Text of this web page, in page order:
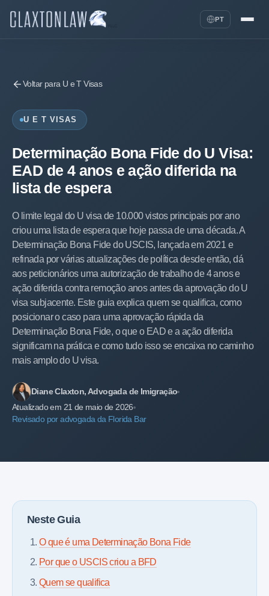
PT
Voltar para U e T Visas
U E T VISAS
Determinação Bona Fide do U Visa:
EAD de 4 anos e ação diferida na
lista de espera
O limite legal do U visa de 10.000 vistos principais por ano
criou uma lista de espera que hoje passa de uma década. A
Determinação Bona Fide do USCIS, lançada em 2021 e
refinada por várias atualizações de política desde então, dá
aos peticionários uma autorização de trabalho de 4 anos e
ação diferida contra remoção anos antes da aprovação do U
visa subjacente. Este guia explica quem se qualifica, como
posicionar o caso para uma aprovação rápida da
Determinação Bona Fide, o que o EAD e a ação diferida
significam na prática e como tudo isso se encaixa no caminho
mais amplo do U visa.
Diane Claxton, Advogada de Imigração
Atualizado em 21 de maio de 2026
Revisado por advogada da Florida Bar
Neste Guia
O que é uma Determinação Bona Fide
Por que o USCIS criou a BFD
Quem se qualifica